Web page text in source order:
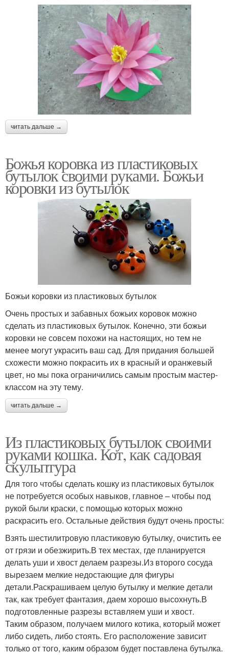
читать дальше →
Божья коровка из пластиковых
бутылок своими руками. Божьи
коровки из бутылок
Божьи коровки из пластиковых бутылок
Очень простых и забавных божьих коровок можно
сделать из пластиковых бутылок. Конечно, эти божьи
коровки не совсем похожи на настоящих, но тем не
менее могут украсить ваш сад. Для придания большей
схожести можно покрасить их в красный и оранжевый
цвет, но мы пока ограничились самым простым мастер-
классом на эту тему.
читать дальше →
Из пластиковых бутылок своими
руками кошка. Кот, как садовая
скульптура
Для того чтобы сделать кошку из пластиковых бутылок
не потребуется особых навыков, главное – чтобы под
рукой были краски, с помощью которых можно
раскрасить его. Остальные действия будут очень просты:
Взять шестилитровую пластиковую бутылку, очистить ее
от грязи и обезжирить.В тех местах, где планируется
делать уши и хвост делаем разрезы.Из второго сосуда
вырезаем мелкие недостающие для фигуры
детали.Раскрашиваем целую бутылку и мелкие детали
так, как требует фантазия, даем хорошо высохнуть.В
подготовленные разрезы вставляем уши и хвост.
Таким образом, получаем милого котика, который может
либо сидеть, либо стоять. Его расположение зависит
только от того, каким образом будет поставлена бутылка.